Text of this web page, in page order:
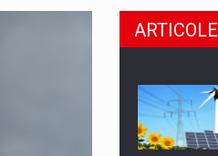
retragerea produselor din piata
ARTICOLE